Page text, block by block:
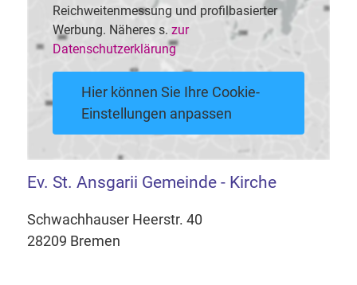
Reichweitenmessung und profilbasierter
Werbung. Näheres s. zur
Datenschutzerklärung
Hier können Sie Ihre Cookie-
Einstellungen anpassen
Ev. St. Ansgarii Gemeinde - Kirche
Schwachhauser Heerstr. 40
28209 Bremen